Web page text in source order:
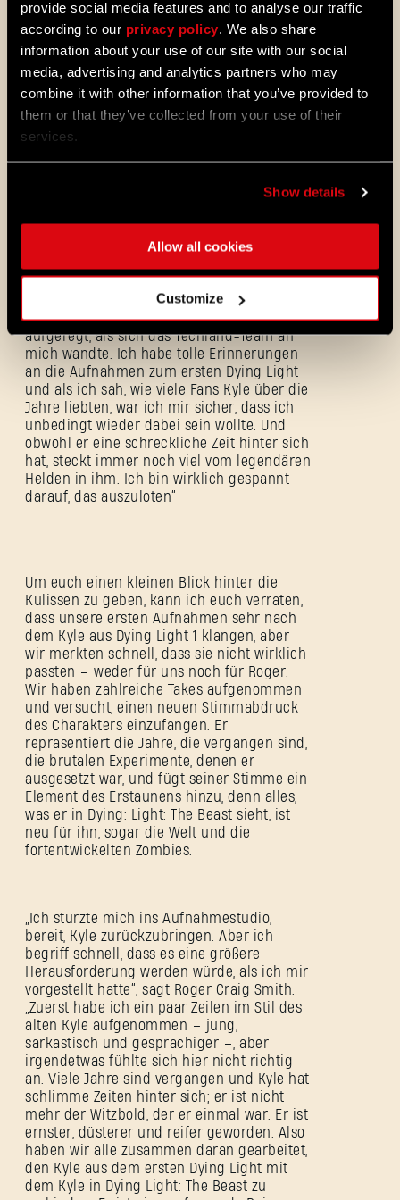
provide social media features and to analyse our traffic
according to our privacy policy. We also share
information about your use of our site with our social
media, advertising and analytics partners who may
combine it with other information that you’ve provided to
them or that they’ve collected from your use of their
services.
Show details
Allow all cookies
Customize
Synchronsprecher wie Roger passt: zu einer
reiferen Version eines Charakters, den man
zuvor gespielt hat, zurückzukehren, das
Wachstum der eigenen schauspielerischen
Fähigkeiten bei dieser Gelegenheit zu
präsentieren, und das alles „nur“ durch die
Stimme zu tun plus Millionen von „Dying
Light“-Fans zufriedenzustellen. Achtet beim
Spielen bitte darauf, das hat seine Leistung
Rolle von Kyle Crane zu schlüpfen, ist wie
ein Wiedersehen mit einem alten Freund.
Ich war überrascht, aber auch sehr
aufgeregt, als sich das Techland-Team an
mich wandte. Ich habe tolle Erinnerungen
an die Aufnahmen zum ersten Dying Light
und als ich sah, wie viele Fans Kyle über die
Jahre liebten, war ich mir sicher, dass ich
unbedingt wieder dabei sein wollte. Und
obwohl er eine schreckliche Zeit hinter sich
hat, steckt immer noch viel vom legendären
Helden in ihm. Ich bin wirklich gespannt
darauf, das auszuloten“
Um euch einen kleinen Blick hinter die
Kulissen zu geben, kann ich euch verraten,
dass unsere ersten Aufnahmen sehr nach
dem Kyle aus Dying Light 1 klangen, aber
wir merkten schnell, dass sie nicht wirklich
passten – weder für uns noch für Roger.
Wir haben zahlreiche Takes aufgenommen
und versucht, einen neuen Stimmabdruck
des Charakters einzufangen. Er
repräsentiert die Jahre, die vergangen sind,
die brutalen Experimente, denen er
ausgesetzt war, und fügt seiner Stimme ein
Element des Erstaunens hinzu, denn alles,
was er in Dying: Light: The Beast sieht, ist
neu für ihn, sogar die Welt und die
fortentwickelten Zombies.
„Ich stürzte mich ins Aufnahmestudio,
bereit, Kyle zurückzubringen. Aber ich
begriff schnell, dass es eine größere
Herausforderung werden würde, als ich mir
vorgestellt hatte“, sagt Roger Craig Smith.
„Zuerst habe ich ein paar Zeilen im Stil des
alten Kyle aufgenommen – jung,
sarkastisch und gesprächiger –, aber
irgendetwas fühlte sich hier nicht richtig
an. Viele Jahre sind vergangen und Kyle hat
schlimme Zeiten hinter sich; er ist nicht
mehr der Witzbold, der er einmal war. Er ist
ernster, düsterer und reifer geworden. Also
haben wir alle zusammen daran gearbeitet,
den Kyle aus dem ersten Dying Light mit
dem Kyle in Dying Light: The Beast zu
SUBMIT
Neu bei Dying Light Outpost?Konto erstellen